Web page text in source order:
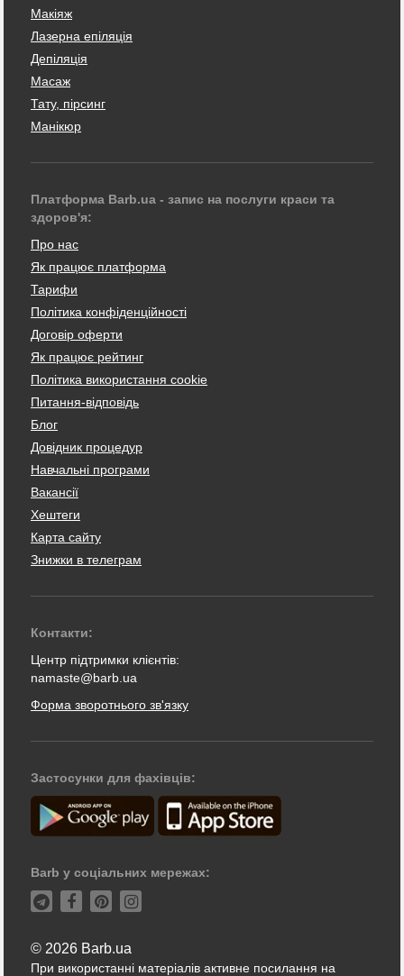
Макіяж
Лазерна епіляція
Депіляція
Масаж
Тату, пірсинг
Манікюр
Платформа Barb.ua - запис на послуги краси та
здоров'я:
Про нас
Як працює платформа
Тарифи
Політика конфіденційності
Договір оферти
Як працює рейтинг
Політика використання cookie
Питання-відповідь
Блог
Довідник процедур
Навчальні програми
Вакансії
Хештеги
Карта сайту
Знижки в телеграм
Контакти:
Центр підтримки клієнтів:
namaste@barb.ua
Форма зворотнього зв'язку
Застосунки для фахівців:
Barb у соціальних мережах:
© 2026 Barb.ua
При використанні матеріалів активне посилання на